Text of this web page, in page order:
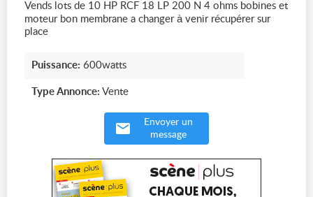
Vends lots de 10 HP RCF 18 LP 200 N 4 ohms bobines et
moteur bon membrane a changer à venir récupérer sur
place
Puissance: 600watts
Type Annonce: Vente
Envoyer un
message